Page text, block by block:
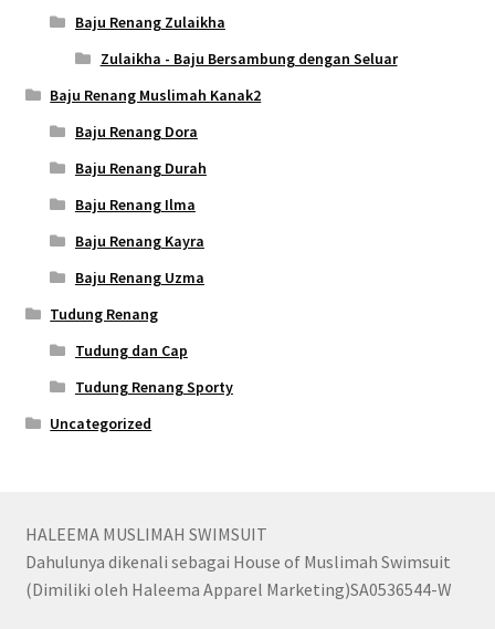
Baju Renang Zulaikha
Zulaikha - Baju Bersambung dengan Seluar
Baju Renang Muslimah Kanak2
Baju Renang Dora
Baju Renang Durah
Baju Renang Ilma
Baju Renang Kayra
Baju Renang Uzma
Tudung Renang
Tudung dan Cap
Tudung Renang Sporty
Uncategorized
HALEEMA MUSLIMAH SWIMSUIT
Dahulunya dikenali sebagai House of Muslimah Swimsuit
(Dimiliki oleh Haleema Apparel Marketing)SA0536544-W